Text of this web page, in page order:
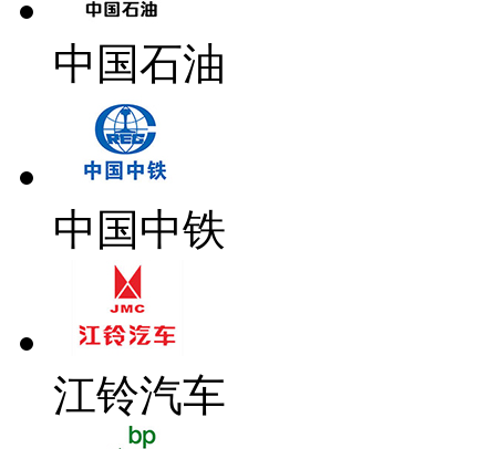
中国石油
中国中铁
江铃汽车